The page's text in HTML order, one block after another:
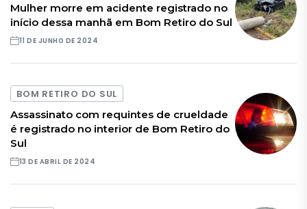
Mulher morre em acidente registrado no
início dessa manhã em Bom Retiro do Sul
11 DE JUNHO DE 2024
BOM RETIRO DO SUL
Assassinato com requintes de crueldade
é registrado no interior de Bom Retiro do
Sul
13 DE ABRIL DE 2024